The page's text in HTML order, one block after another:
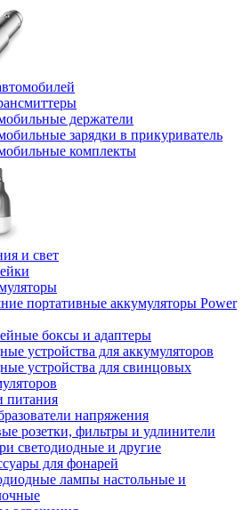
держатели
зарядки в прикуриватель
комплекты
и свет
портативные аккумуляторы Power
боксы и адаптеры
устройства для аккумуляторов
устройства для свинцовых
питания
напряжения
розетки, фильтры и удлинители
светодиодные и другие
для фонарей
лампы настольные и